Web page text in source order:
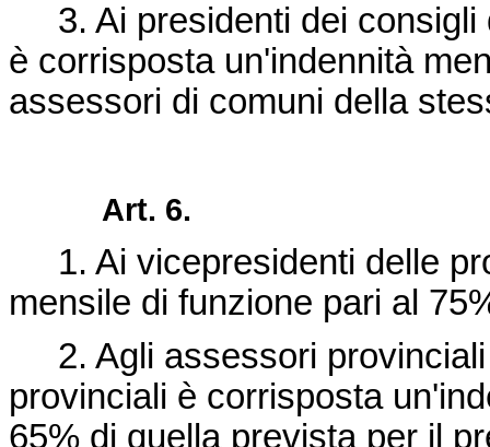
3. Ai presidenti dei consigli
è corrisposta un'indennità
assessori di comuni della
Art. 6.
1. Ai vicepresidenti delle
mensile di funzione pari al
2. Agli assessori provinciali
provinciali è corrisposta
65% di quella prevista per il